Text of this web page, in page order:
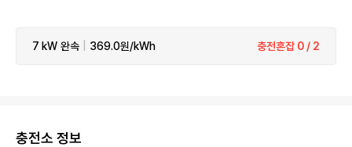
7 kW 완속 369.0원/kWh 충전혼잡 0 / 2
충전소 정보